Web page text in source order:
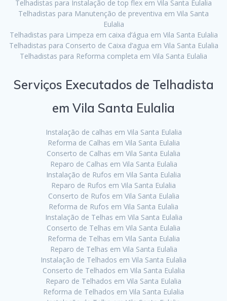
Telhadistas para Instalação de top flex em Vila Santa Eulalia
Telhadistas para Manutenção de preventiva em Vila Santa
Eulalia
Telhadistas para Limpeza em caixa d’água em Vila Santa Eulalia
Telhadistas para Conserto de Caixa d’agua em Vila Santa Eulalia
Telhadistas para Reforma completa em Vila Santa Eulalia
Serviços Executados de Telhadista
em Vila Santa Eulalia
Instalação de calhas em Vila Santa Eulalia
Reforma de Calhas em Vila Santa Eulalia
Conserto de Calhas em Vila Santa Eulalia
Reparo de Calhas em Vila Santa Eulalia
Instalação de Rufos em Vila Santa Eulalia
Reparo de Rufos em Vila Santa Eulalia
Conserto de Rufos em Vila Santa Eulalia
Reforma de Rufos em Vila Santa Eulalia
Instalação de Telhas em Vila Santa Eulalia
Conserto de Telhas em Vila Santa Eulalia
Reforma de Telhas em Vila Santa Eulalia
Reparo de Telhas em Vila Santa Eulalia
Instalação de Telhados em Vila Santa Eulalia
Conserto de Telhados em Vila Santa Eulalia
Reparo de Telhados em Vila Santa Eulalia
Reforma de Telhados em Vila Santa Eulalia